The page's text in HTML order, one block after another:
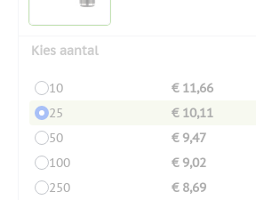
Kies aantal
10
€ 11,66
25
€ 10,11
50
€ 9,47
100
€ 9,02
250
€ 8,69